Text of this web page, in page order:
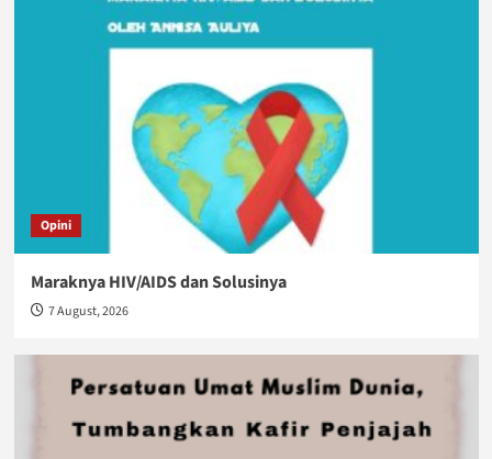
Opini
Maraknya HIV/AIDS dan Solusinya
7 August, 2026